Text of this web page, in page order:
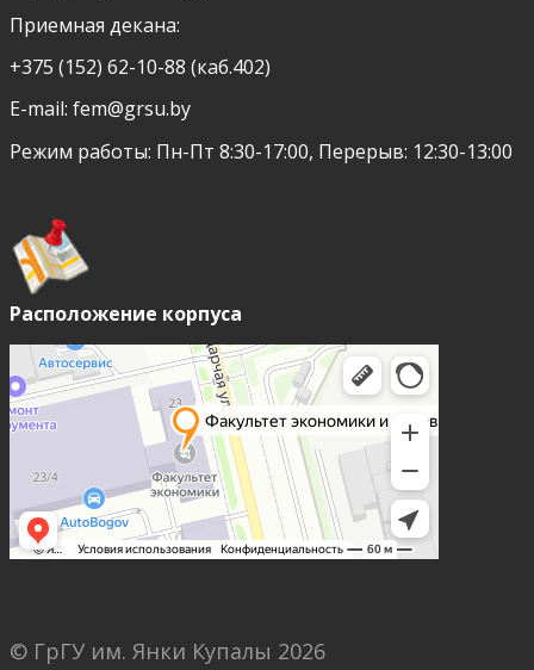
Приемная декана:
+375 (152) 62-10-88 (каб.402)
E-mail: fem@grsu.by
Режим работы: Пн-Пт 8:30-17:00, Перерыв: 12:30-13:00
Расположение корпуса
© ГрГУ им. Янки Купалы 2026